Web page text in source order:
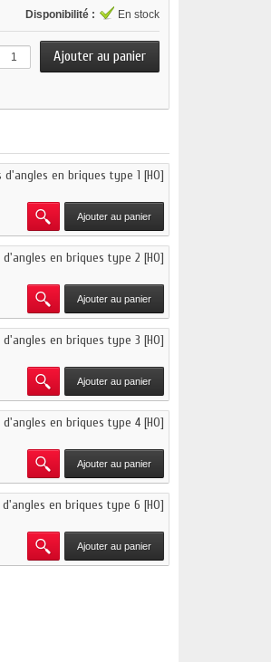
Disponibilité :
En stock
d'angles en briques type 1 [HO]
Ajouter au panier
d'angles en briques type 2 [HO]
Ajouter au panier
d'angles en briques type 3 [HO]
Ajouter au panier
d'angles en briques type 4 [HO]
Ajouter au panier
d'angles en briques type 6 [HO]
Ajouter au panier